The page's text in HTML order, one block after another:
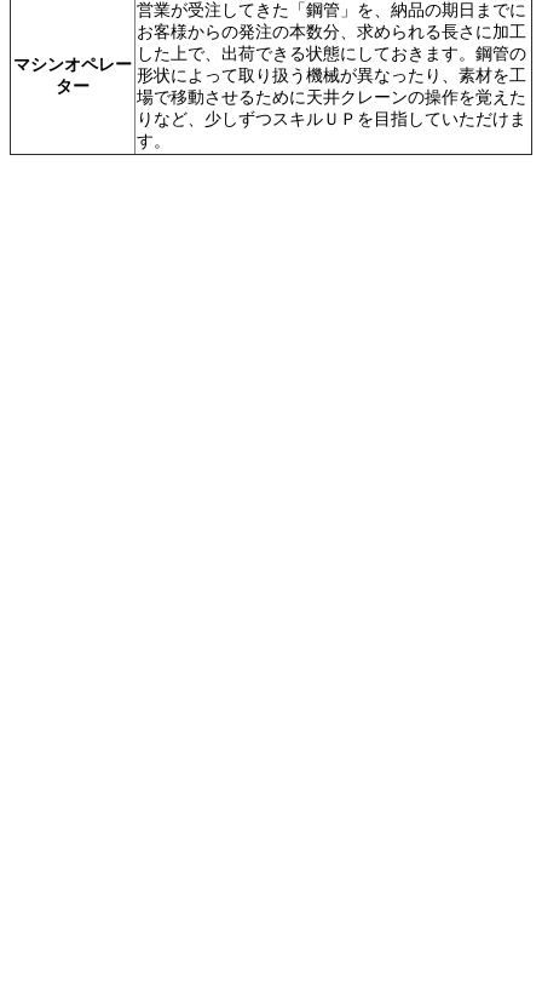
マシンオペレー
ター
営業が受注してきた「鋼管」を、納品の期日までに
お客様からの発注の本数分、求められる長さに加工
した上で、出荷できる状態にしておきます。鋼管の
形状によって取り扱う機械が異なったり、素材を工
場で移動させるために天井クレーンの操作を覚えた
りなど、少しずつスキルＵＰを目指していただけま
す。